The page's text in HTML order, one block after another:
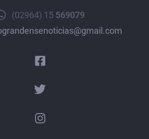
(02964) 15 569079